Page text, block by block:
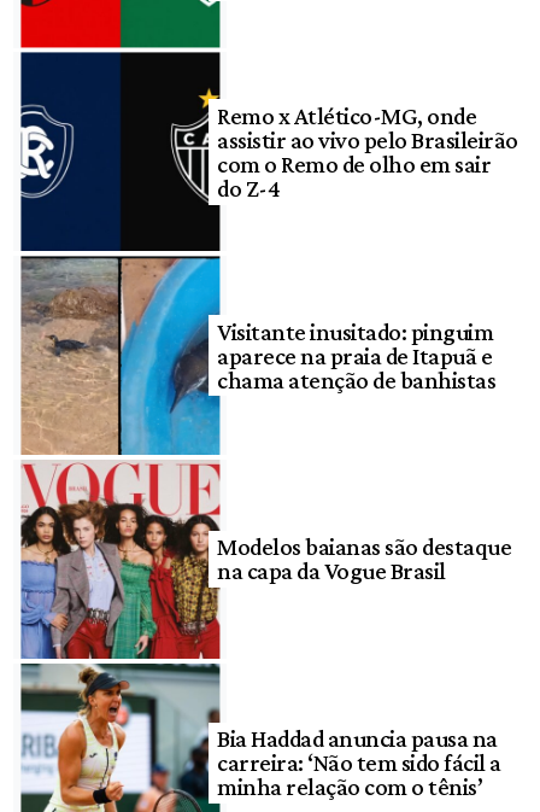
Remo x Atlético-MG, onde
assistir ao vivo pelo Brasileirão
com o Remo de olho em sair
do Z-4
Visitante inusitado: pinguim
aparece na praia de Itapuã e
chama atenção de banhistas
Modelos baianas são destaque
na capa da Vogue Brasil
Bia Haddad anuncia pausa na
carreira: ‘Não tem sido fácil a
minha relação com o tênis’